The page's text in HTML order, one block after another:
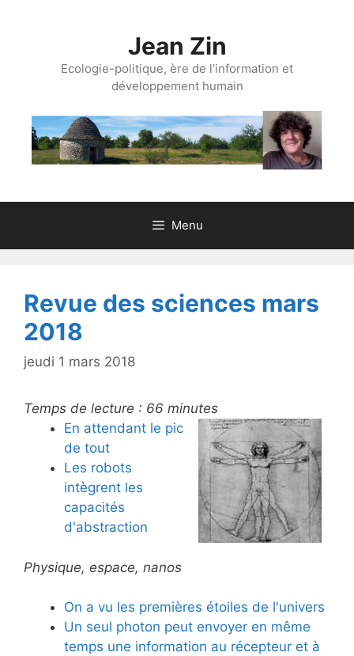
Jean Zin
Ecologie-politique, ère de l'information et
développement humain
Menu
Revue des sciences mars
2018
jeudi 1 mars 2018
Temps de lecture : 66 minutes
En attendant le pic
de tout
Les robots
intègrent les
capacités
d'abstraction
Physique, espace, nanos
On a vu les premières étoiles de l'univers
Un seul photon peut envoyer en même
temps une information au récepteur et à